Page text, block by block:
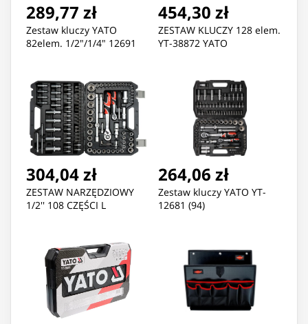
289,77 zł
Zestaw kluczy YATO
82elem. 1/2"/1/4" 12691
454,30 zł
ZESTAW KLUCZY 128 elem.
YT-38872 YATO
304,04 zł
ZESTAW NARZĘDZIOWY
1/2'' 108 CZĘŚCI L
264,06 zł
Zestaw kluczy YATO YT-
12681 (94)